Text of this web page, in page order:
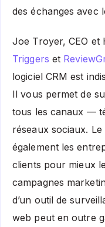
des échanges avec
Joe Troyer, CEO et
Triggers et
logiciel CRM est
Il vous permet de
tous les canaux —
réseaux sociaux.
également les
clients pour mieux
campagnes
d’un outil de
web peut en outre